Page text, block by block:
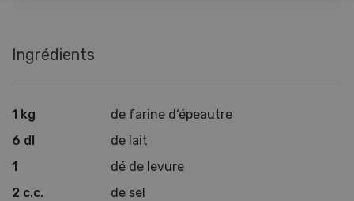
Ingrédients
1 kg
de farine d‘épeautre
6 dl
de lait
1
dé de levure
2 c.c.
de sel